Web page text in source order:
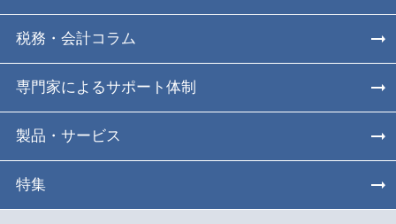
税務・会計コラム
専門家によるサポート体制
製品・サービス
特集